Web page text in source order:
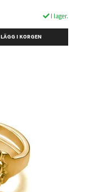
I lager.